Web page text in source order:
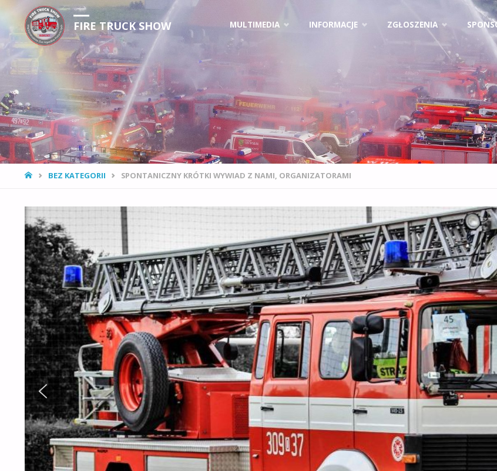
FIRE TRUCK SHOW
do
MULTIMEDIA INFORMACJE ZGŁOSZENIA
STRONA
BEZ KATEGORII SPONTANICZNY KRÓTKI WYWIAD Z NAMI, ORGANIZATORAMI